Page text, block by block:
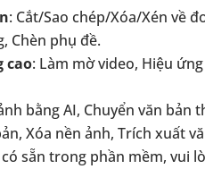
: Cắt/Sao chép/Xóa/Xén về
Chèn phụ đề.
cao: Làm mờ video, Hiệu
bằng AI, Chuyển văn
Xóa nền ảnh, Trích xuất
sẵn trong phần mềm,